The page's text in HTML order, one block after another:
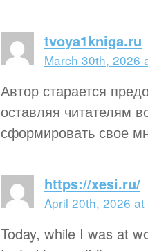
tvoya1kniga.ru
March 30th, 2026
Автор старается
оставляя читателям
сформировать свое
https://xesi.ru/
April 20th, 2026 at
Today, while I was at